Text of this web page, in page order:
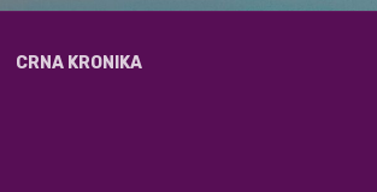
CRNA KRONIKA